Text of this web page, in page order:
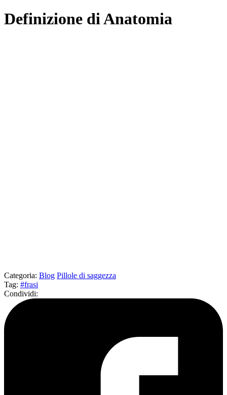
Definizione di Anatomia
Categoria: Blog Pillole di saggezza
Tag: #frasi
Condividi: